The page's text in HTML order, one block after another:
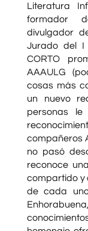
Literatura
formador
divulgador
Jurado del I
CORTO
AAAULG
cosas más
un nuevo
personas
compañeros
no pasó
reconoce
compartido y
de cada